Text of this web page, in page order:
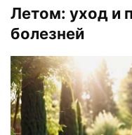
Летом: уход и
болезней